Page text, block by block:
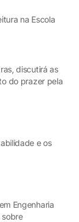
na Escola
discutirá as
do prazer pela
e os
Engenharia
sobre